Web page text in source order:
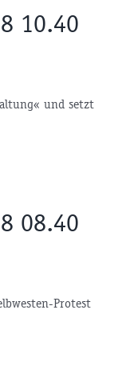
10.40
und setzt
08.40
Protest